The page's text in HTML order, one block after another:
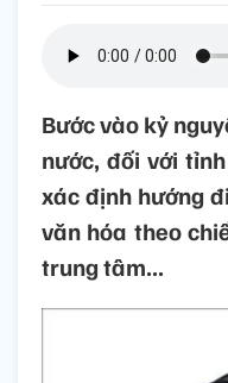
Bước vào kỷ
nước, đối với
xác định hướng
văn hóa theo
trung tâm...